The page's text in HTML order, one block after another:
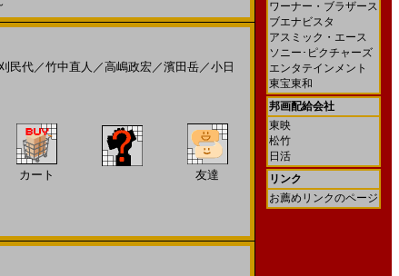
民代／竹中直人 ／高嶋政宏／濱田岳／小日
カート 友達
ワーナー・ブラザース
ブエナビスタ
アスミック・エース
ソニー･ピクチャーズ
エンタテインメント
東宝東和
邦画配給会社
東映
松竹
日活
リンク
お薦めリンクのページ